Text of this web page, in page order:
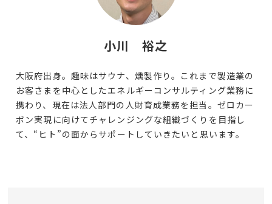
小川 裕之
大阪府出身。趣味はサウナ、燻製作り。これまで製造業の
お客さまを中心としたエネルギーコンサルティング業務に
携わり、現在は法人部門の人財育成業務を担当。ゼロカー
ボン実現に向けてチャレンジングな組織づくりを目指し
て、“ヒト”の面からサポートしていきたいと思います。